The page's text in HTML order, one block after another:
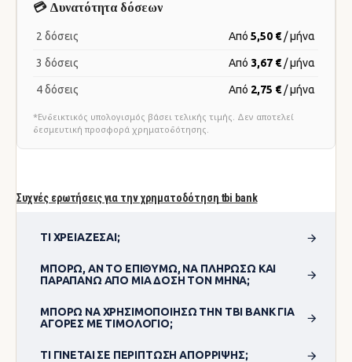
Συχνές ερωτήσεις για την χρηματοδότηση tbi bank
ΤΙ ΧΡΕΙΆΖΕΣΑΙ;
ΜΠΟΡΏ, ΑΝ ΤΟ ΕΠΙΘΥΜΏ, ΝΑ ΠΛΗΡΏΣΩ ΚΑΙ
ΠΑΡΑΠΆΝΩ ΑΠΌ ΜΊΑ ΔΌΣΗ ΤΟΝ ΜΉΝΑ;
ΜΠΟΡΏ ΝΑ ΧΡΗΣΙΜΟΠΟΊΗΣΩ ΤΗΝ TBI BANK ΓΙΑ
ΑΓΟΡΈΣ ΜΕ ΤΙΜΟΛΌΓΙΟ;
ΤΙ ΓΊΝΕΤΑΙ ΣΕ ΠΕΡΊΠΤΩΣΗ ΑΠΌΡΡΙΨΗΣ;
💳 Δυνατότητα δόσεων
2 δόσεις Από 5,50 € / μήνα
3 δόσεις Από 3,67 € / μήνα
4 δόσεις Από 2,75 € / μήνα
*Ενδεικτικός υπολογισμός βάσει τελικής τιμής. Δεν αποτελεί
δεσμευτική προσφορά χρηματοδότησης.